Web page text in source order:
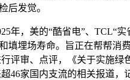
后发觉。
，美的“酷省电”、TCL“实
埋场寿命。旨正在帮帮消
审、点评，《关于实施绿
46家国内支流的相关报道